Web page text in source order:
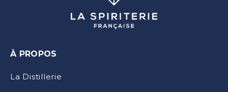
À PROPOS
La Distillerie